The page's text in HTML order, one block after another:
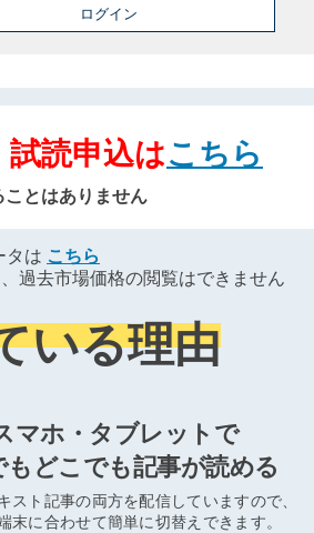
ログイン
読申込はこちら
とはありません
タは こちら
過去市場価格の閲覧はできません
いる理由
マホ・タブレットで
もどこでも記事が読める
スト記事の両方を配信していますので、
末に合わせて簡単に切替えできます。